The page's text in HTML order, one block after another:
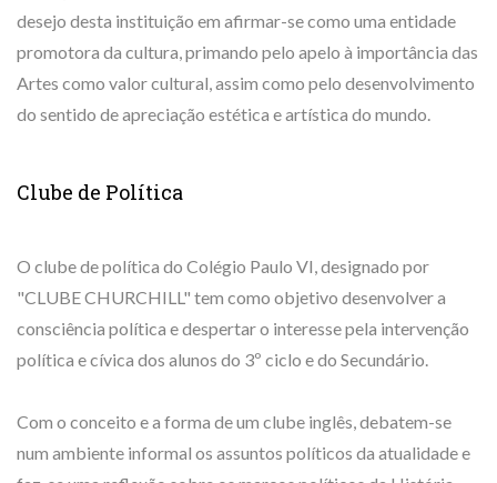
desejo desta instituição em afirmar-se como uma entidade
promotora da cultura, primando pelo apelo à importância das
Artes como valor cultural, assim como pelo desenvolvimento
do sentido de apreciação estética e artística do mundo.
Clube de Política
O clube de política do Colégio Paulo VI, designado por
"CLUBE CHURCHILL" tem como objetivo desenvolver a
consciência política e despertar o interesse pela intervenção
política e cívica dos alunos do 3º ciclo e do Secundário.
Com o conceito e a forma de um clube inglês, debatem-se
num ambiente informal os assuntos políticos da atualidade e